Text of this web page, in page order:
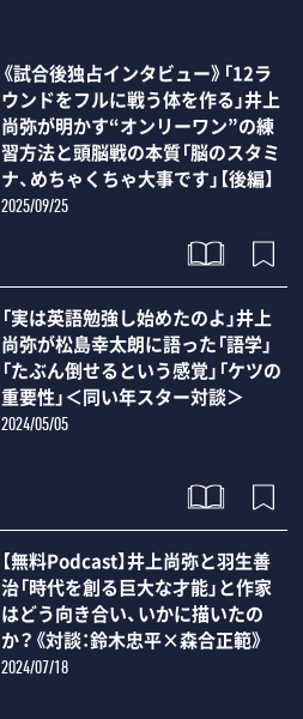
《試合後独占インタビュー》「12ラ
ウンドをフルに戦う体を作る」井上
尚弥が明かす“オンリーワン”の練
習方法と頭脳戦の本質「脳のスタミ
ナ、めちゃくちゃ大事です」【後編】
2025/09/25
「実は英語勉強し始めたのよ」井上
尚弥が松島幸太朗に語った「語学」
「たぶん倒せるという感覚」「ケツの
重要性」＜同い年スター対談＞
2024/05/05
【無料Podcast】井上尚弥と羽生善
治「時代を創る巨大な才能」と作家
はどう向き合い、いかに描いたの
か？《対談：鈴木忠平×森合正範》
2024/07/18